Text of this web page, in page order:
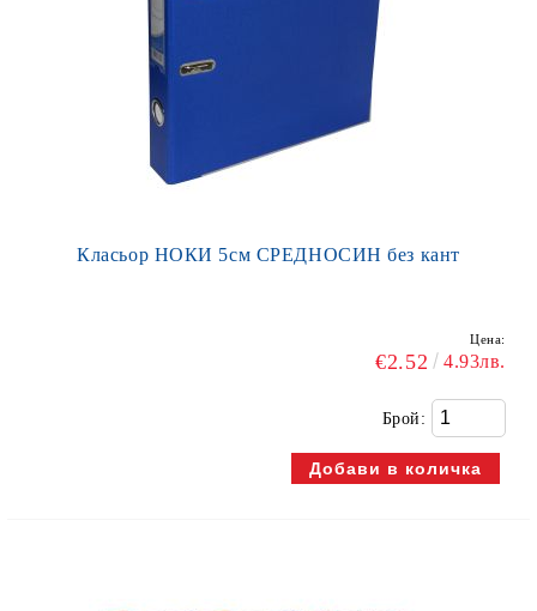
Класьор НОКИ 5см СРЕДНОСИН без кант
Цена:
€2.52 4.93лв.
Брой: